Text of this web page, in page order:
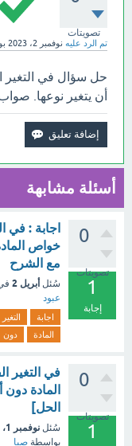
تصويتات
تم الرد عليه نوفمبر 2، 2023
حل سؤال في التغير
أن يتغير نوعها.
أسئلة مشابهة
0
تصويتات
1
إجابة
اجابة : في
خواص
مع الشرح
سُئل أبريل 2
عبود
اجابة التغير
المادة
دون
0
تصويتات
1
في التغير
المادة
الحل]
سُئل نوفمبر 1، 2023
بواسطة صبا